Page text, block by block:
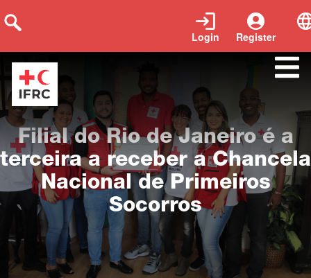
Register
Login
Filial do Rio de Janeiro é a
terceira a receber a Chancela
Nacional de Primeiros
Socorros